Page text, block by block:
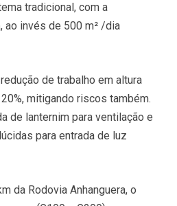
tradicional, com a
ao invés de 500 m² /dia
de trabalho em altura
mitigando riscos também.
de lanternim para ventilação e
para entrada de luz
da Rodovia Anhanguera, o